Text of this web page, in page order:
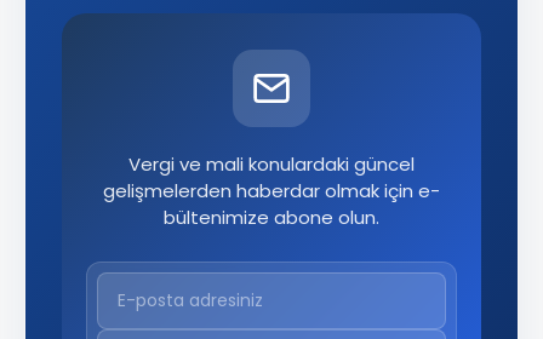
Vergi ve mali konulardaki güncel
gelişmelerden haberdar olmak için e-
bültenimize abone olun.